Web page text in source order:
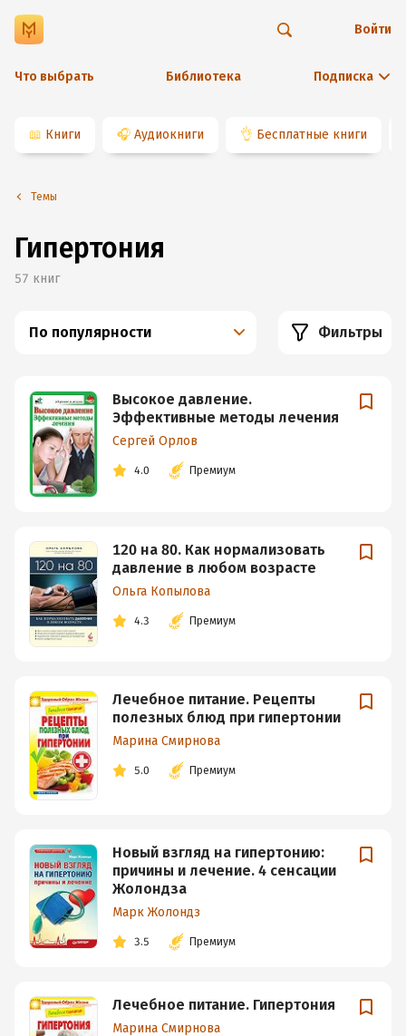
Что выбрать Библиотека Подписка
Войти
📖 Книги 🎧 Аудиокниги 👌 Бесплатные книги
Темы
Гипертония
57 книг
По популярности Фильтры
Высокое давление.
Эффективные методы лечения
Сергей Орлов
4.0 Премиум
120 на 80. Как нормализовать
давление в любом возрасте
Ольга Копылова
4.3 Премиум
Лечебное питание. Рецепты
полезных блюд при гипертонии
Марина Смирнова
5.0 Премиум
Новый взгляд на гипертонию:
причины и лечение. 4 сенсации
Жолондза
Марк Жолондз
3.5 Премиум
Лечебное питание. Гипертония
Марина Смирнова